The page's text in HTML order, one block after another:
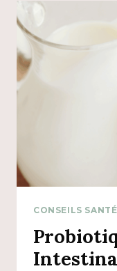
CONSEILS SANTÉ